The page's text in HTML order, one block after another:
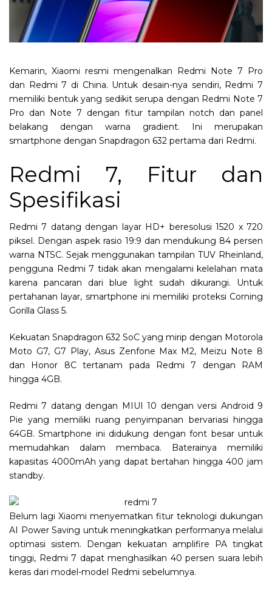
Kemarin, Xiaomi resmi mengenalkan Redmi Note 7 Pro
dan Redmi 7 di China. Untuk desain-nya sendiri, Redmi 7
memiliki bentuk yang sedikit serupa dengan Redmi Note 7
Pro dan Note 7 dengan fitur tampilan notch dan panel
belakang dengan warna gradient. Ini merupakan
smartphone dengan Snapdragon 632 pertama dari Redmi.
Redmi 7, Fitur dan
Spesifikasi
Redmi 7 datang dengan layar HD+ beresolusi 1520 x 720
piksel. Dengan aspek rasio 19:9 dan mendukung 84 persen
warna NTSC. Sejak menggunakan tampilan TUV Rheinland,
pengguna Redmi 7 tidak akan mengalami kelelahan mata
karena pancaran dari blue light sudah dikurangi. Untuk
pertahanan layar, smartphone ini memiliki proteksi Corning
Gorilla Glass 5.
Kekuatan Snapdragon 632 SoC yang mirip dengan Motorola
Moto G7, G7 Play, Asus Zenfone Max M2, Meizu Note 8
dan Honor 8C tertanam pada Redmi 7 dengan RAM
hingga 4GB.
Redmi 7 datang dengan MIUI 10 dengan versi Android 9
Pie yang memiliki ruang penyimpanan bervariasi hingga
64GB. Smartphone ini didukung dengan font besar untuk
memudahkan dalam membaca. Baterainya memiliki
kapasitas 4000mAh yang dapat bertahan hingga 400 jam
standby.
Belum lagi Xiaomi menyematkan fitur teknologi dukungan
AI Power Saving untuk meningkatkan performanya melalui
optimasi sistem. Dengan kekuatan amplifire PA tingkat
tinggi, Redmi 7 dapat menghasilkan 40 persen suara lebih
keras dari model-model Redmi sebelumnya.